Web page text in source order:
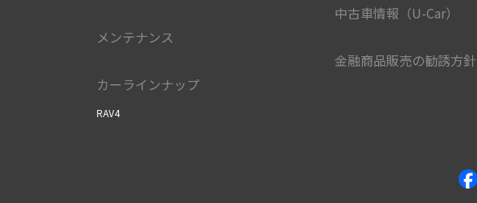
メンテナンス
カーラインナップ
RAV4
中古車情報（U-Car）
金融商品販売の勧誘方針